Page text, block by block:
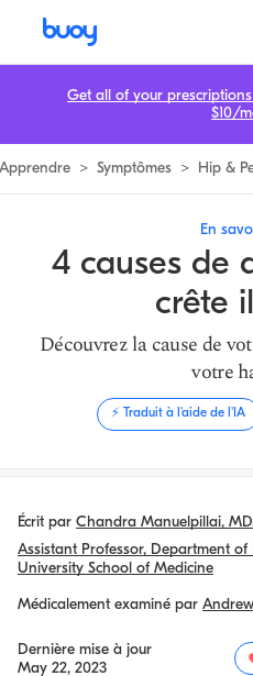
Apprendre > Symptômes > Hip &
En
4 causes de
crête
Découvrez la cause de
votre
⚡️ Traduit à l'aide de l'IA
Écrit par Chandra Manuelpillai,
Assistant Professor, Department
University School of Medicine
Médicalement examiné par
Dernière mise à jour
May 22, 2023
Get all of your
$10/